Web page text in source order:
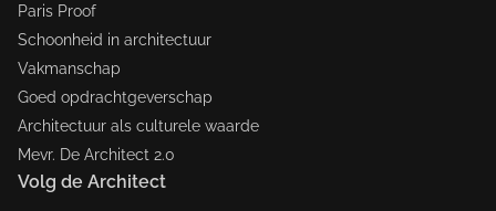
Paris Proof
Schoonheid in architectuur
Vakmanschap
Goed opdrachtgeverschap
Architectuur als culturele waarde
Mevr. De Architect 2.0
Volg de Architect